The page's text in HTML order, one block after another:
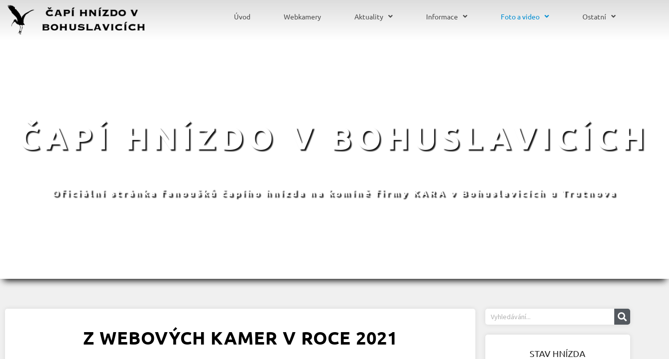
Úvod Webkamery Aktuality Informace Foto a video Ostatní
ČAPÍ HNÍZDO V BOHUSLAVICÍCH
Oficiální stránka fanoušků čapího hnízda na komíně firmy KARA v Bohuslavicích u Trutnova
Z WEBOVÝCH KAMER V ROCE 2021
STAV HNÍZDA